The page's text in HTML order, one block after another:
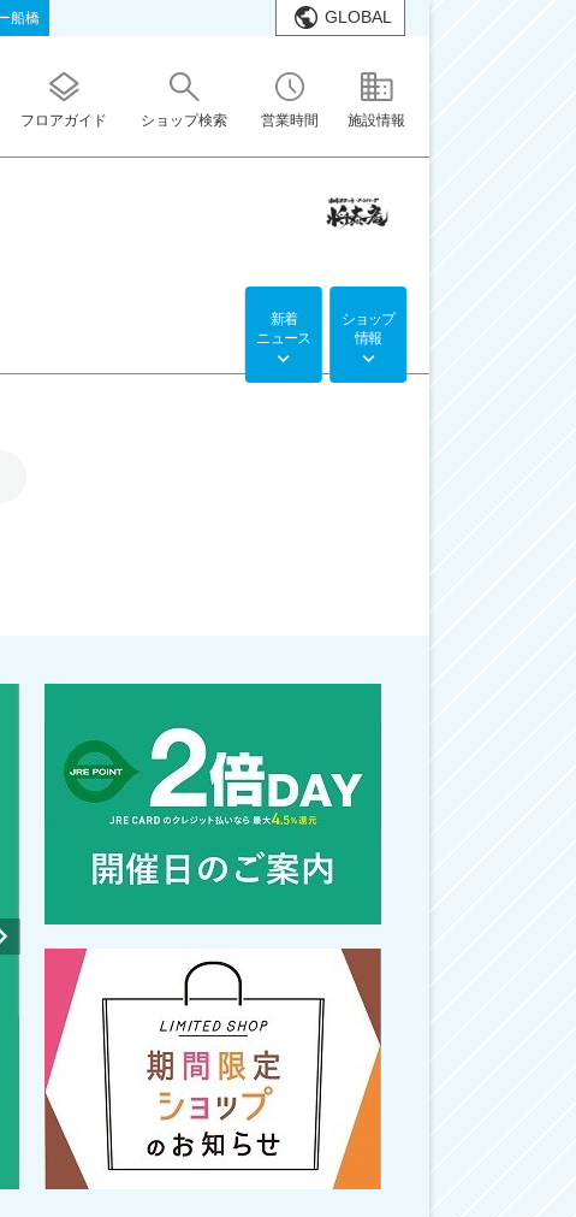
船橋 GLOBAL
フロアガイド ショップ検索 営業時間 施設情報
新着
ニュース
ショップ
情報